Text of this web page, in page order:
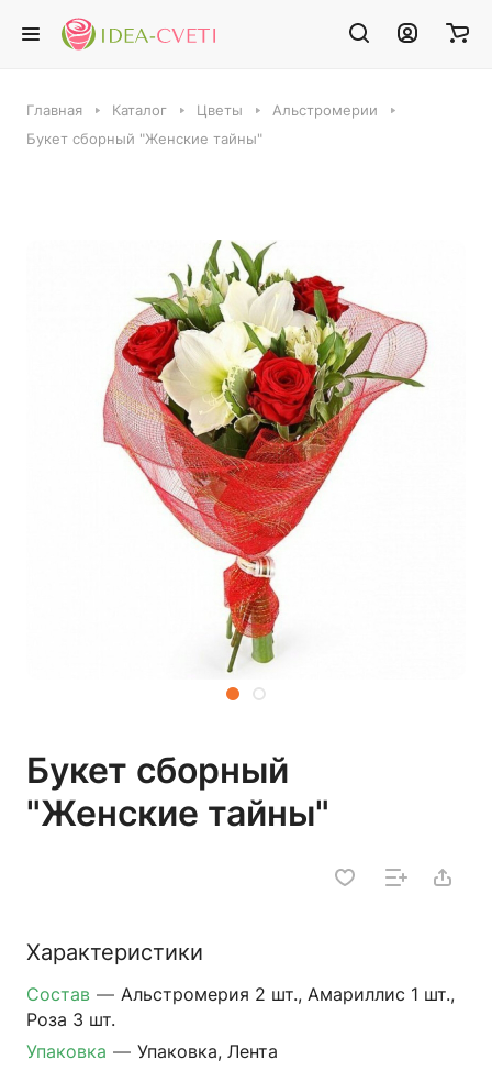
Главная Каталог Цветы
Альстромерии
Букет сборный "Женские тайны"
Букет сборный
"Женские тайны"
Характеристики
Состав — Альстромерия 2 шт., Амариллис 1 шт.,
Роза 3 шт.
Упаковка — Упаковка, Лента